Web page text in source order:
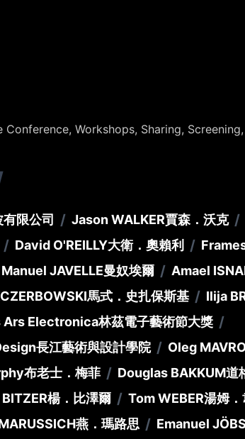
Workshops, Sharing,
限公司 / Jason WALKER賈森．沃克 /
/ David O'REILLY大衛．奧賴利 /
Manuel JAVELLE曼奴埃爾 / Amael
馬式．史扎保斯基 / Ilija
Ars Electronica林茲電子藝術節大獎 /
長江藝術與設計學院 / Oleg
布老士．梅菲 / Douglas BAKKUM道
楊．比澤爾 / Tom WEBER湯姆
燕．瑪路思 / Emanuel